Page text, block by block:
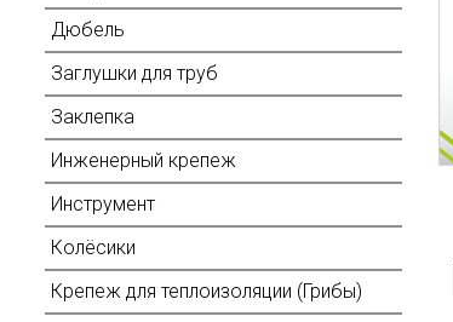
Дюбель
Заглушки для труб
Заклепка
Инженерный крепеж
Инструмент
Колёсики
Крепеж для теплоизоляции (Грибы)